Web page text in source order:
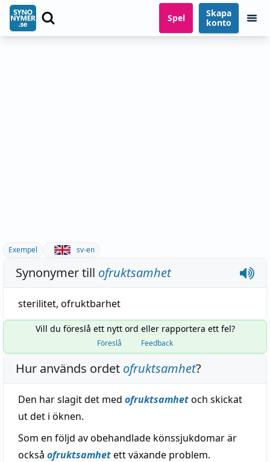
Spel
Skapa
konto
Exempel sv-en
Synonymer till ofruktsamhet
sterilitet, ofruktbarhet
Vill du föreslå ett nytt ord eller rapportera ett fel?
Föreslå Feedback
Hur används ordet ofruktsamhet?
Den har slagit det med ofruktsamhetoch skickat
ut det i öknen.
Som en följd av obehandlade könssjukdomar är
också ofruktsamhetett växande problem.